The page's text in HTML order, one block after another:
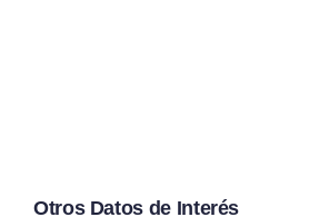
Otros Datos de Interés